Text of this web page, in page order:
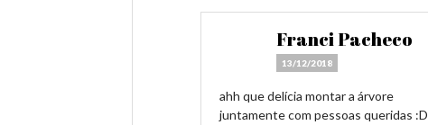
Franci Pacheco
13/12/2018
ahh que delícia montar a árvore
juntamente com pessoas queridas :D